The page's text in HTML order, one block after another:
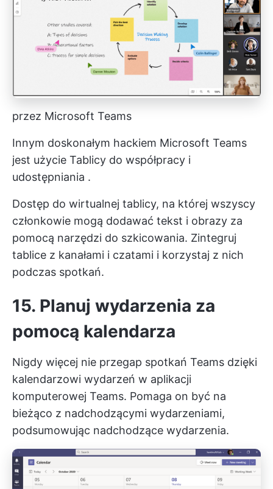
przez Microsoft Teams
Innym doskonałym hackiem Microsoft Teams
jest użycie Tablicy do współpracy i
udostępniania .
Dostęp do wirtualnej tablicy, na której wszyscy
członkowie mogą dodawać tekst i obrazy za
pomocą narzędzi do szkicowania. Zintegruj
tablice z kanałami i czatami i korzystaj z nich
podczas spotkań.
15. Planuj wydarzenia za
pomocą kalendarza
Nigdy więcej nie przegap spotkań Teams dzięki
kalendarzowi wydarzeń w aplikacji
komputerowej Teams. Pomaga on być na
bieżąco z nadchodzącymi wydarzeniami,
podsumowując nadchodzące wydarzenia.